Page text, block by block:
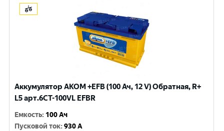
Аккумулятор AKOM +EFB (100 Ач, 12 V) Обратная, R+
L5 арт.6СТ-100VL EFBR
Емкость: 100 Ач
Пусковой ток:930 A